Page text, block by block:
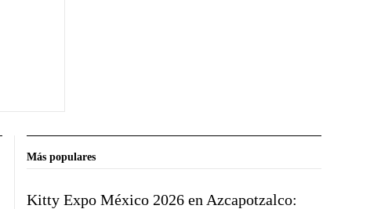
Más populares
Kitty Expo México 2026 en Azcapotzalco: